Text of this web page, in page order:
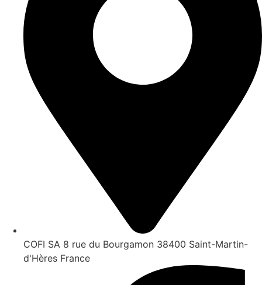
COFI SA 8 rue du Bourgamon 38400 Saint-Martin-
d'Hères France